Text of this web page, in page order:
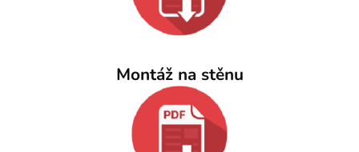
Montáž na stěnu